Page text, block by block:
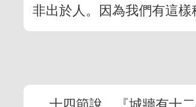
非出於人。因為我們有這樣